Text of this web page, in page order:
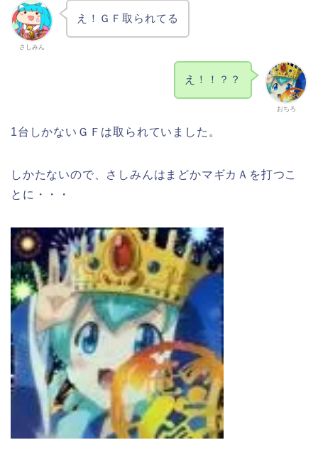
さしみん
え！ＧＦ取られてる
おちろ
え！！？？
1台しかないＧＦは取られていました。
しかたないので、さしみんはまどかマギカＡを打つこ
とに・・・